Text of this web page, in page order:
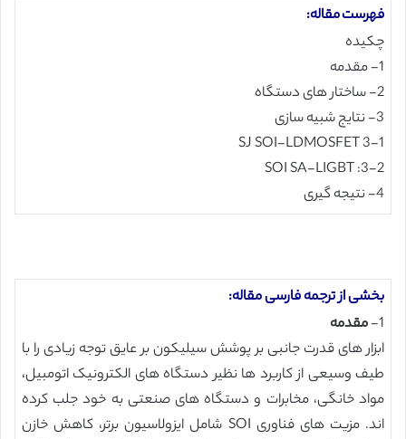
فهرست مقاله:
چکیده
1- مقدمه
2- ساختار های دستگاه
3- نتایج شبیه سازی
3-1 SJ SOI-LDMOSFET
3-2: SOI SA-LIGBT
4- نتیجه گیری
بخشی از ترجمه فارسی مقاله:
1- مقدمه
ابزار های قدرت جانبی بر پوشش سیلیکون بر عایق توجه زیادی را با
طیف وسیعی از کاربرد ها نظیر دستگاه های الکترونیک اتومبیل،
مواد خانگی، مخابرات و دستگاه های صنعتی به خود جلب کرده
اند. مزیت های فناوری SOI شامل ایزولاسیون برتر، کاهش خازن